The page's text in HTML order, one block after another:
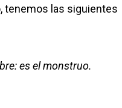
tenemos las siguientes
es el monstruo.